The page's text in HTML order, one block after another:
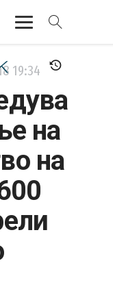
19:34
на
на